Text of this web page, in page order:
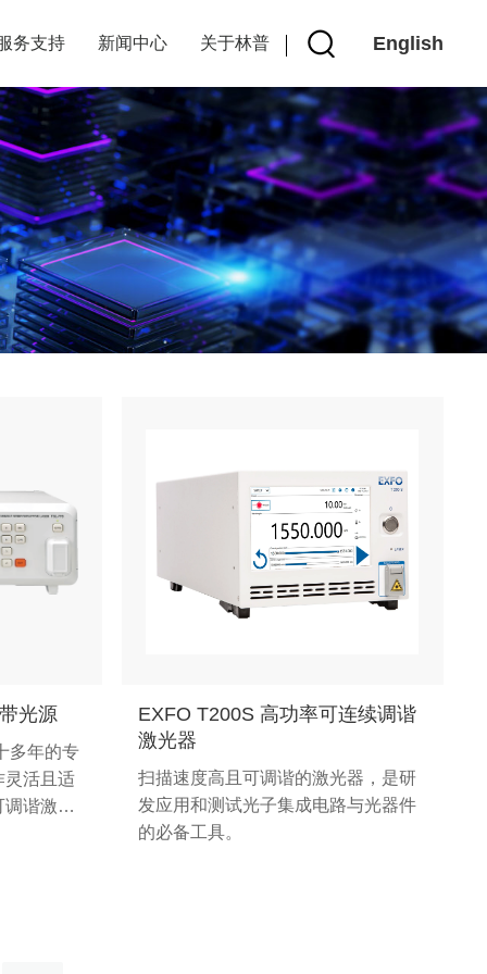
English
务支持 新闻中心 关于林普
光源
多年的专
灵活且适
谐激光
EXFO T200S 高功率可连续调谐
激光器
扫描速度高且可调谐的激光器，是研
发应用和测试光子集成电路与光器件
的必备工具。